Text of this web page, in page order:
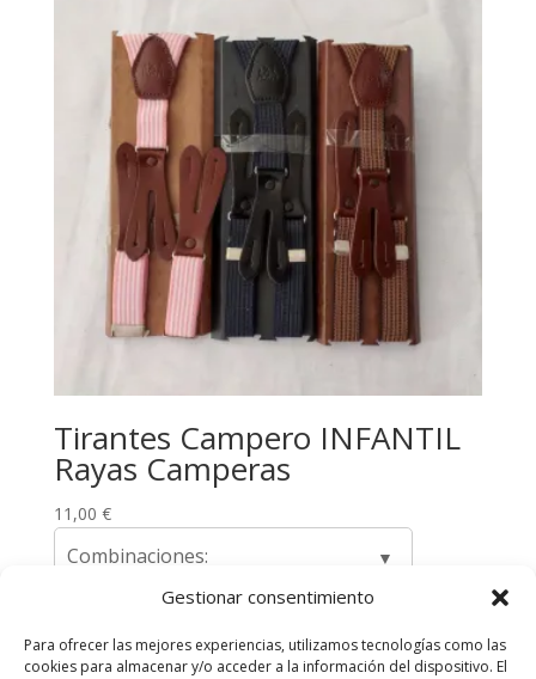
Gestionar consentimiento
Para ofrecer las mejores experiencias, utilizamos tecnologías como las
cookies para almacenar y/o acceder a la información del dispositivo. El
Tirantes Campero INFANTIL
Rayas Camperas
11,00 €
Combinaciones: